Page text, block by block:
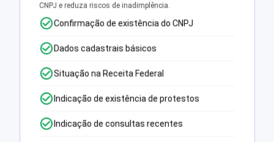
CNPJ e reduza riscos de inadimplência.
Confirmação de existência do CNPJ
Dados cadastrais básicos
Situação na Receita Federal
Indicação de existência de protestos
Indicação de consultas recentes